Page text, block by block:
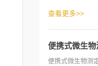
量。总
查看更多>>
便携式微生
便携式微生物